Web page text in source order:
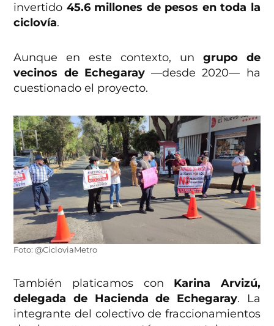
invertido 45.6 millones de pesos en toda la
ciclovía.
Aunque en este contexto, un grupo de
vecinos de Echegaray—desde 2020— ha
cuestionado el proyecto.
Foto: @CicloviaMetro
También platicamos con Karina Arvizú,
delegada de Hacienda de Echegaray. La
integrante del colectivo de fraccionamientos